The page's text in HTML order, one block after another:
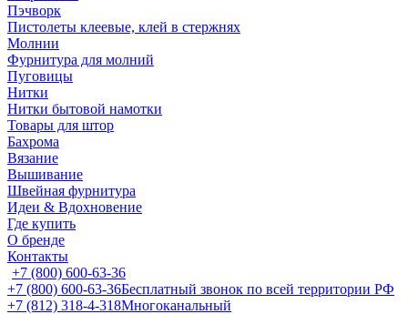
Пэчворк
Пистолеты клеевые, клей в стержнях
Молнии
Фурнитура для молний
Пуговицы
Нитки
Нитки бытовой намотки
Товары для штор
Бахрома
Вязание
Вышивание
Швейная фурнитура
Идеи & Вдохновение
Где купить
О бренде
Контакты
+7 (800) 600-63-36
+7 (800) 600-63-36Бесплатный звонок по всей территории РФ
+7 (812) 318-4-318Многоканальный